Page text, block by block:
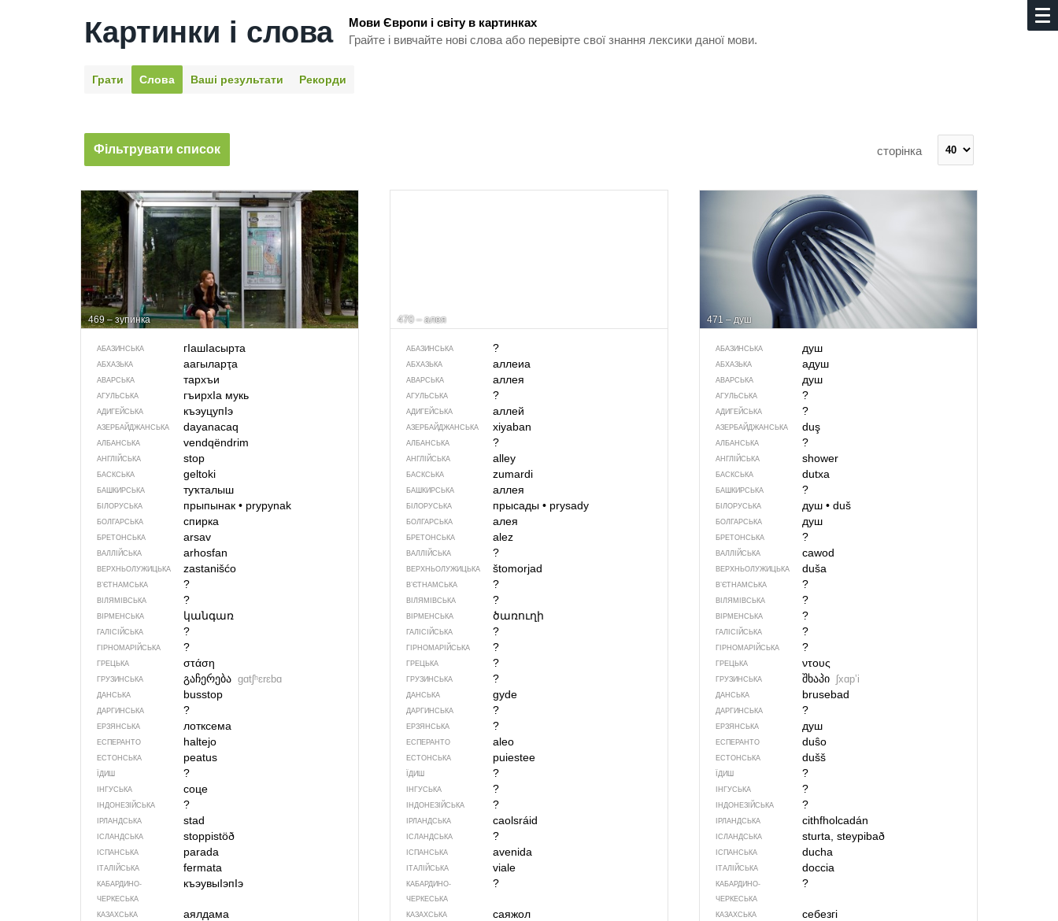
Картинки і слова
Мови Європи і світу в картинках
Грайте і вивчайте нові слова або перевірте свої знання лексики даної мови.
Грати Слова Ваші результати Рекорди
Фільтрувати список сторінка
469 – зупинка
АБАЗИНСЬКА гIашIасырта
АБХАЗЬКА аагыларҭа
АВАРСЬКА тархъи
АГУЛЬСЬКА гъирхIа мукь
АДИГЕЙСЬКА къэуцупIэ
АЗЕРБАЙДЖАНСЬКА dayanacaq
АЛБАНСЬКА vendqëndrim
АНГЛІЙСЬКА stop
БАСКСЬКА geltoki
БАШКИРСЬКА туҡталыш
БІЛОРУСЬКА прыпынак •prypynak
БОЛГАРСЬКА спирка
БРЕТОНСЬКА arsav
ВАЛЛІЙСЬКА arhosfan
ВЕРХНЬОЛУЖИЦЬКА zastanišćo
В’ЄТНАМСЬКА ?
ВІЛЯМІВСЬКА ?
ВІРМЕНСЬКА կանգառ
ГАЛІСІЙСЬКА ?
ГІРНОМАРІЙСЬКА ?
ГРЕЦЬКА στάση
ГРУЗИНСЬКА გაჩერება gɑtʃʰɛrɛbɑ
ДАНСЬКА busstop
ДАРГИНСЬКА ?
ЕРЗЯНСЬКА лотксема
ЕСПЕРАНТО haltejo
ЕСТОНСЬКА peatus
ЇДИШ ?
ІНГУСЬКА соце
ІНДОНЕЗІЙСЬКА ?
ІРЛАНДСЬКА stad
ІСЛАНДСЬКА stoppistöð
ІСПАНСЬКА parada
ІТАЛІЙСЬКА fermata
КАБАРДИНО-
ЧЕРКЕСЬКА
къэувыIэпIэ
КАЗАХСЬКА аялдама
470 – алея
АБАЗИНСЬКА ?
АБХАЗЬКА аллеиа
АВАРСЬКА аллея
АГУЛЬСЬКА ?
АДИГЕЙСЬКА аллей
АЗЕРБАЙДЖАНСЬКА xiyaban
АЛБАНСЬКА ?
АНГЛІЙСЬКА alley
БАСКСЬКА zumardi
БАШКИРСЬКА аллея
БІЛОРУСЬКА прысады • prysady
БОЛГАРСЬКА алея
БРЕТОНСЬКА alez
ВАЛЛІЙСЬКА ?
ВЕРХНЬОЛУЖИЦЬКА štomorjad
В’ЄТНАМСЬКА ?
ВІЛЯМІВСЬКА ?
ВІРМЕНСЬКА ծառուղի
ГАЛІСІЙСЬКА ?
ГІРНОМАРІЙСЬКА ?
ГРЕЦЬКА ?
ГРУЗИНСЬКА ?
ДАНСЬКА gyde
ДАРГИНСЬКА ?
ЕРЗЯНСЬКА ?
ЕСПЕРАНТО aleo
ЕСТОНСЬКА puiestee
ЇДИШ ?
ІНГУСЬКА ?
ІНДОНЕЗІЙСЬКА ?
ІРЛАНДСЬКА caolsráid
ІСЛАНДСЬКА ?
ІСПАНСЬКА avenida
ІТАЛІЙСЬКА viale
КАБАРДИНО-
ЧЕРКЕСЬКА
?
КАЗАХСЬКА саяжол
471 – душ
АБАЗИНСЬКА душ
АБХАЗЬКА адуш
АВАРСЬКА душ
АГУЛЬСЬКА ?
АДИГЕЙСЬКА ?
АЗЕРБАЙДЖАНСЬКА duş
АЛБАНСЬКА ?
АНГЛІЙСЬКА shower
БАСКСЬКА dutxa
БАШКИРСЬКА ?
БІЛОРУСЬКА душ• duš
БОЛГАРСЬКА душ
БРЕТОНСЬКА ?
ВАЛЛІЙСЬКА cawod
ВЕРХНЬОЛУЖИЦЬКА duša
В’ЄТНАМСЬКА ?
ВІЛЯМІВСЬКА ?
ВІРМЕНСЬКА ?
ГАЛІСІЙСЬКА ?
ГІРНОМАРІЙСЬКА ?
ГРЕЦЬКА ντους
ГРУЗИНСЬКА შხაპი ʃxɑpʼi
ДАНСЬКА brusebad
ДАРГИНСЬКА ?
ЕРЗЯНСЬКА душ
ЕСПЕРАНТО duŝo
ЕСТОНСЬКА dušš
ЇДИШ ?
ІНГУСЬКА ?
ІНДОНЕЗІЙСЬКА ?
ІРЛАНДСЬКА cithfholcadán
ІСЛАНДСЬКА sturta, steypibað
ІСПАНСЬКА ducha
ІТАЛІЙСЬКА doccia
КАБАРДИНО-
ЧЕРКЕСЬКА
?
КАЗАХСЬКА себезгі